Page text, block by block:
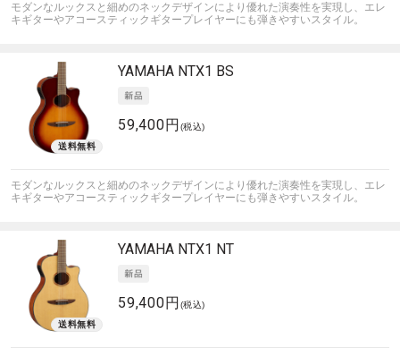
モダンなルックスと細めのネックデザインにより優れた演奏性を実現し、エレ
キギターやアコースティックギタープレイヤーにも弾きやすいスタイル。
YAMAHA NTX1 BS
59,400円 (税込)
モダンなルックスと細めのネックデザインにより優れた演奏性を実現し、エレ
キギターやアコースティックギタープレイヤーにも弾きやすいスタイル。
YAMAHA NTX1 NT
59,400円 (税込)